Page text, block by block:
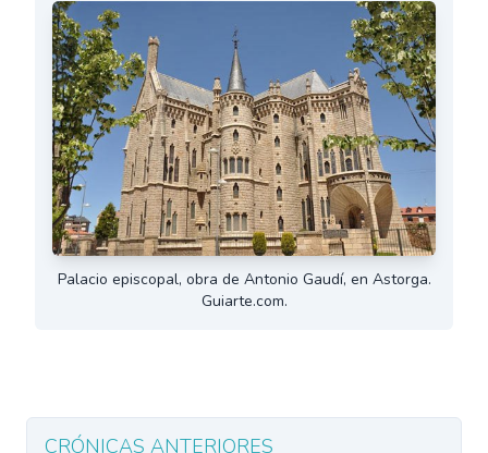
Palacio episcopal, obra de Antonio Gaudí, en Astorga.
Guiarte.com.
CRÓNICAS ANTERIORES